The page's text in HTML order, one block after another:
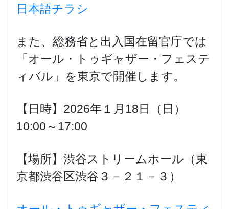
日本語チラシ
また、総務省と出入国在留官庁では
「オール・トゥギャザー・フェステ
ィバル」を東京で開催します。
【日時】2026年１月18日（日）
10:00～17:00
【場所】渋谷ストリームホール（東
京都渋谷区渋谷３－２１－３）